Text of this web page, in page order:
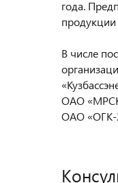
года.
продукции
В числе
ОАО «МРСК
ОАО «ОГК-